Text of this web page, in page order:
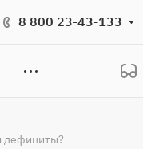
8 800 23-43-133
дефициты?